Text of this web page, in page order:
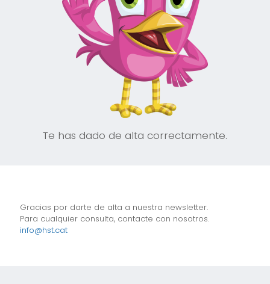
Te has dado de alta correctamente.
Gracias por darte de alta a nuestra newsletter.
Para cualquier consulta, contacte con nosotros.
info@hst.cat